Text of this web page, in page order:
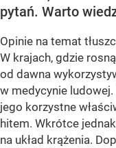
pytań. Warto
Opinie na temat
W krajach, gdzie
od dawna
w medycynie
jego korzystne
hitem. Wkrótce
na układ krążenia.